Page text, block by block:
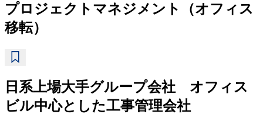
プロジェクトマネジメント（オフィス
移転）
日系上場大手グループ会社 オフィス
ビル中心とした工事管理会社